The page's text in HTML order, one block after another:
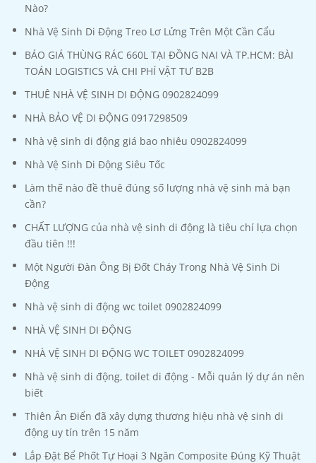
Nào?
Nhà Vệ Sinh Di Động Treo Lơ Lửng Trên Một Cần Cẩu
BÁO GIÁ THÙNG RÁC 660L TẠI ĐỒNG NAI VÀ TP.HCM: BÀI
TOÁN LOGISTICS VÀ CHI PHÍ VẬT TƯ B2B
THUÊ NHÀ VỆ SINH DI ĐỘNG 0902824099
NHÀ BẢO VỆ DI ĐỘNG 0917298509
Nhà vệ sinh di động giá bao nhiêu 0902824099
Nhà Vệ Sinh Di Động Siêu Tốc
Làm thế nào đề thuê đúng số lượng nhà vệ sinh mà bạn
cần?
CHẤT LƯỢNG của nhà vệ sinh di động là tiêu chí lựa chọn
đầu tiên !!!
Một Người Đàn Ông Bị Đốt Cháy Trong Nhà Vệ Sinh Di
Động
Nhà vệ sinh di động wc toilet 0902824099
NHÀ VỆ SINH DI ĐỘNG
NHÀ VỆ SINH DI ĐỘNG WC TOILET 0902824099
Nhà vệ sinh di động, toilet di động - Mỗi quản lý dự án nên
biết
Thiên Ân Điển đã xây dựng thương hiệu nhà vệ sinh di
động uy tín trên 15 năm
Lắp Đặt Bể Phốt Tự Hoại 3 Ngăn Composite Đúng Kỹ Thuật